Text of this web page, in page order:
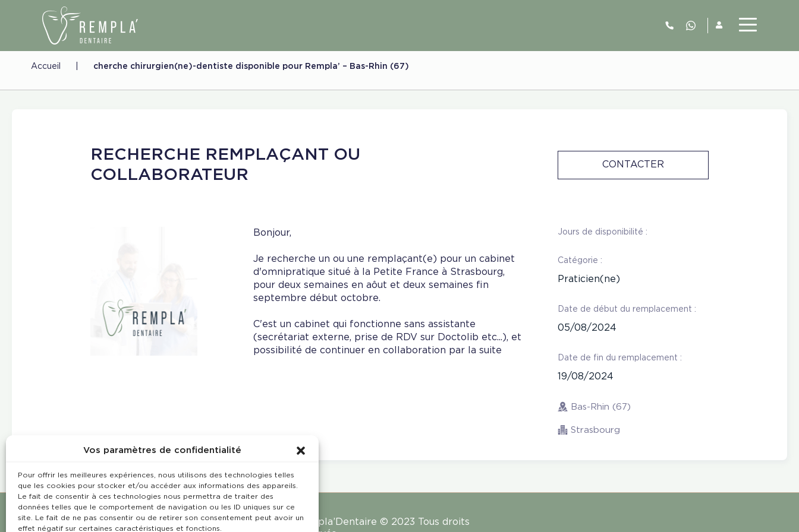
Vos paramètres de confidentialité
Pour offrir les meilleures expériences, nous utilisons des technologies telles
que les cookies pour stocker et/ou accéder aux informations des appareils.
Le fait de consentir à ces technologies nous permettra de traiter des
données telles que le comportement de navigation ou les ID uniques sur ce
site. Le fait de ne pas consentir ou de retirer son consentement peut avoir un
effet négatif sur certaines caractéristiques et fonctions.
06.52.63.77.73
Accueil cherche chirurgien(ne)-dentiste disponible pour Rempla’ – Bas-Rhin (67)
RECHERCHE REMPLAÇANT OU
COLLABORATEUR
CONTACTER
Bonjour,
Je recherche un ou une remplaçant(e) pour un cabinet
d'omnipratique situé à la Petite France à Strasbourg,
pour deux semaines en aôut et deux semaines fin
septembre début octobre.
C'est un cabinet qui fonctionne sans assistante
(secrétariat externe, prise de RDV sur Doctolib etc...), et
possibilité de continuer en collaboration par la suite
Jours de disponibilité :
Catégorie :
Praticien(ne)
Date de début du remplacement :
05/08/2024
Date de fin du remplacement :
19/08/2024
Bas-Rhin (67)
Strasbourg
Rempla’Dentaire © 2023 Tous droits